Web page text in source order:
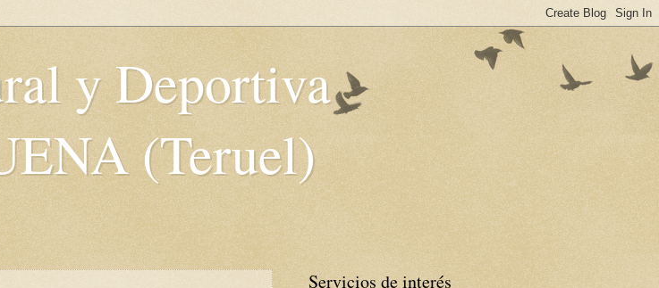
y Deportiva
(Teruel)
Servicios de interés